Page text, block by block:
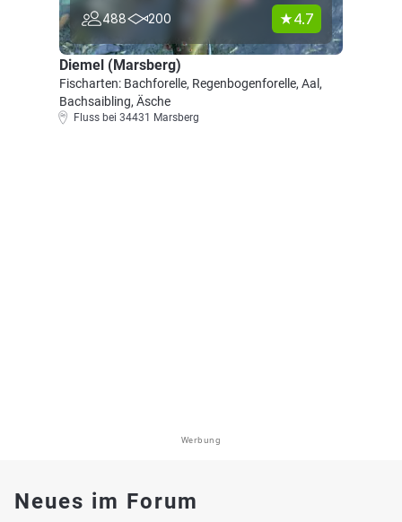
488 200 4.7
Diemel (Marsberg)
Fischarten: Bachforelle, Regenbogenforelle, Aal,
Bachsaibling, Äsche
Fluss bei 34431 Marsberg
Werbung
Neues im Forum